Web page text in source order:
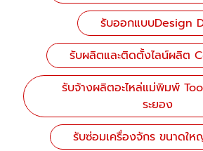
รับออกแบบDesign
รับผลิตและติดตั้งไลน์ผลิต
รับจ้างผลิตอะไหล่แม่พิมพ์
ระยอง
รับซ่อมเครื่องจักร ขนาดใ